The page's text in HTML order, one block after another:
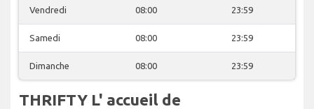
Vendredi 08:00 23:59
Samedi 08:00 23:59
Dimanche 08:00 23:59
THRIFTY L' accueil de